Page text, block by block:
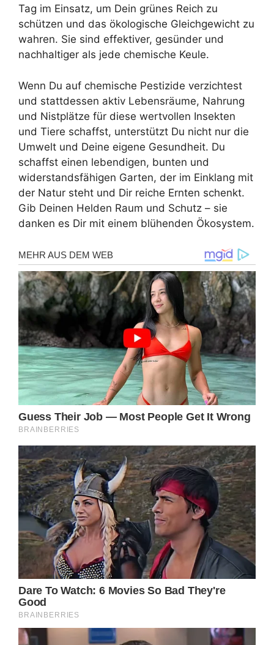
Tag im Einsatz, um Dein grünes Reich zu
schützen und das ökologische Gleichgewicht zu
wahren. Sie sind effektiver, gesünder und
nachhaltiger als jede chemische Keule.
Wenn Du auf chemische Pestizide verzichtest
und stattdessen aktiv Lebensräume, Nahrung
und Nistplätze für diese wertvollen Insekten
und Tiere schaffst, unterstützt Du nicht nur die
Umwelt und Deine eigene Gesundheit. Du
schaffst einen lebendigen, bunten und
widerstandsfähigen Garten, der im Einklang mit
der Natur steht und Dir reiche Ernten schenkt.
Gib Deinen Helden Raum und Schutz – sie
danken es Dir mit einem blühenden Ökosystem.